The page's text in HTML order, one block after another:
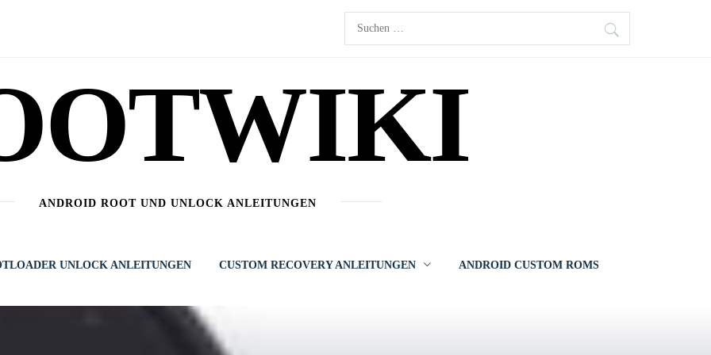
Suchen
nach:
ANDROID ROOT UND UNLOCK ANLEITUNGEN
UNLOCK ANLEITUNGEN CUSTOM RECOVERY ANLEITUNGEN ANDROID CUSTOM ROMS